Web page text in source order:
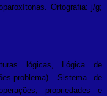
Ortografia: j/g;
lógicas, Lógica de
problema). Sistema de
propriedades e